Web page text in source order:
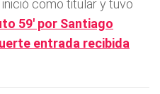
como titular y tuvo
59' por Santiago
entrada recibida